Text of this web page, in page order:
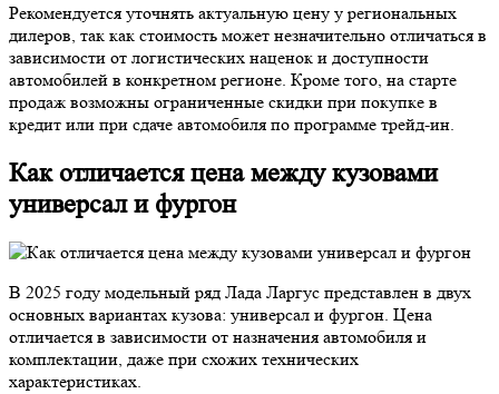
Рекомендуется уточнять актуальную цену у региональных
дилеров, так как стоимость может незначительно отличаться в
зависимости от логистических наценок и доступности
автомобилей в конкретном регионе. Кроме того, на старте
продаж возможны ограниченные скидки при покупке в
кредит или при сдаче автомобиля по программе трейд-ин.
Как отличается цена между кузовами
универсал и фургон
В 2025 году модельный ряд Лада Ларгус представлен в двух
основных вариантах кузова: универсал и фургон. Цена
отличается в зависимости от назначения автомобиля и
комплектации, даже при схожих технических
характеристиках.